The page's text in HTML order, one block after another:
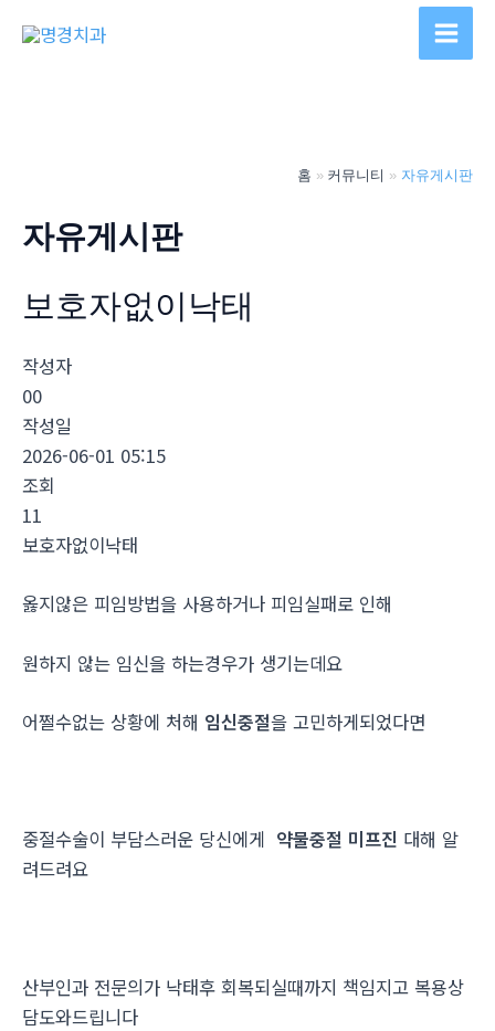
Main
홈 커뮤니티 자유게시판
자유게시판
보호자없이낙­태
작성자
00
작성일
2026-06-01 05:15
조회
11
보호자없이낙­태
옳지않은 피임방법을 사용하거나 피임실패로 인해
원하지 않는 임신을 하는경우가 생기는데요
어쩔수없는 상황에 처해 임신중절을 고민하게되었다면
중절수술이 부담스러운 당신에게 약물중절 미프진 대해 알
려드려요
산부인과 전문의가 낙태후 회복되실때까지 책임지고 복용상
담도와드립니다